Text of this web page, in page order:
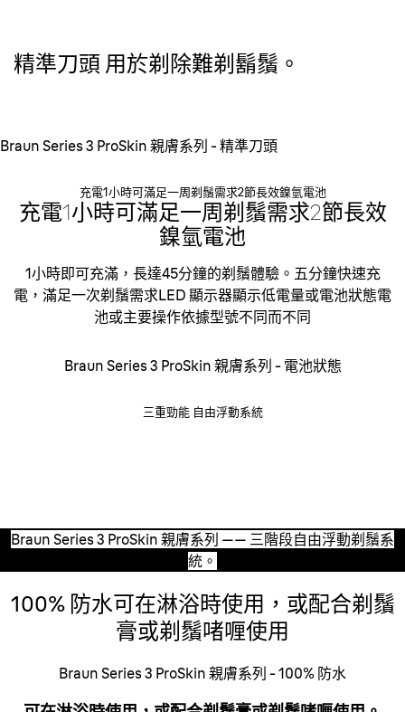
精準刀頭 用於剃除難剃鬍鬚。
Braun Series 3 ProSkin 親膚系列 - 精準刀頭
充電1小時可滿足一周剃鬚需求2節長效鎳氫電池
充電1小時可滿足一周剃鬚需求2節長效
鎳氫電池
1小時即可充滿，長達45分鐘的剃鬚體驗。五分鐘快速充
電，滿足一次剃鬚需求LED 顯示器顯示低電量或電池狀態電
池或主要操作依據型號不同而不同
Braun Series 3 ProSkin 親膚系列 - 電池狀態
三重勁能 自由浮動系統
Braun Series 3 ProSkin 親膚系列 —— 三階段自由浮動剃鬚系
統。
100% 防水可在淋浴時使用，或配合剃鬚
膏或剃鬚啫喱使用
Braun Series 3 ProSkin 親膚系列 - 100% 防水